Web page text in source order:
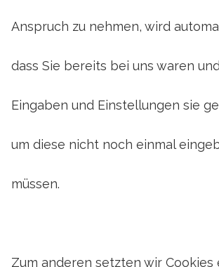
Anspruch zu nehmen, wird
dass Sie bereits bei uns waren
Eingaben und Einstellungen sie
um diese nicht noch einmal
müssen.
Zum anderen setzten wir Cookies